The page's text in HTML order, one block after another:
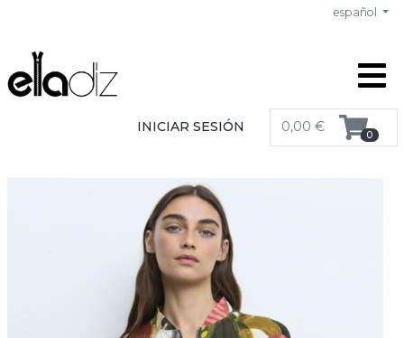
español
INICIAR SESIÓN 0,00 € 0